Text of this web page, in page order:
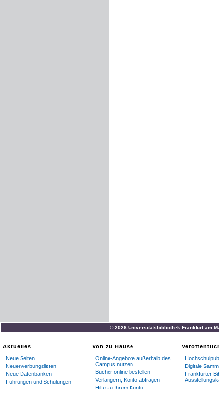
© 2026 Universitätsbibliothek Frankfurt am
Aktuelles
Neue Seiten
Neuerwerbungslisten
Neue Datenbanken
Führungen und Schulungen
Von zu Hause
Online-Angebote außerhalb des
Campus nutzen
Bücher online bestellen
Verlängern, Konto abfragen
Hilfe zu Ihrem Konto
Digitale
Frankfurter